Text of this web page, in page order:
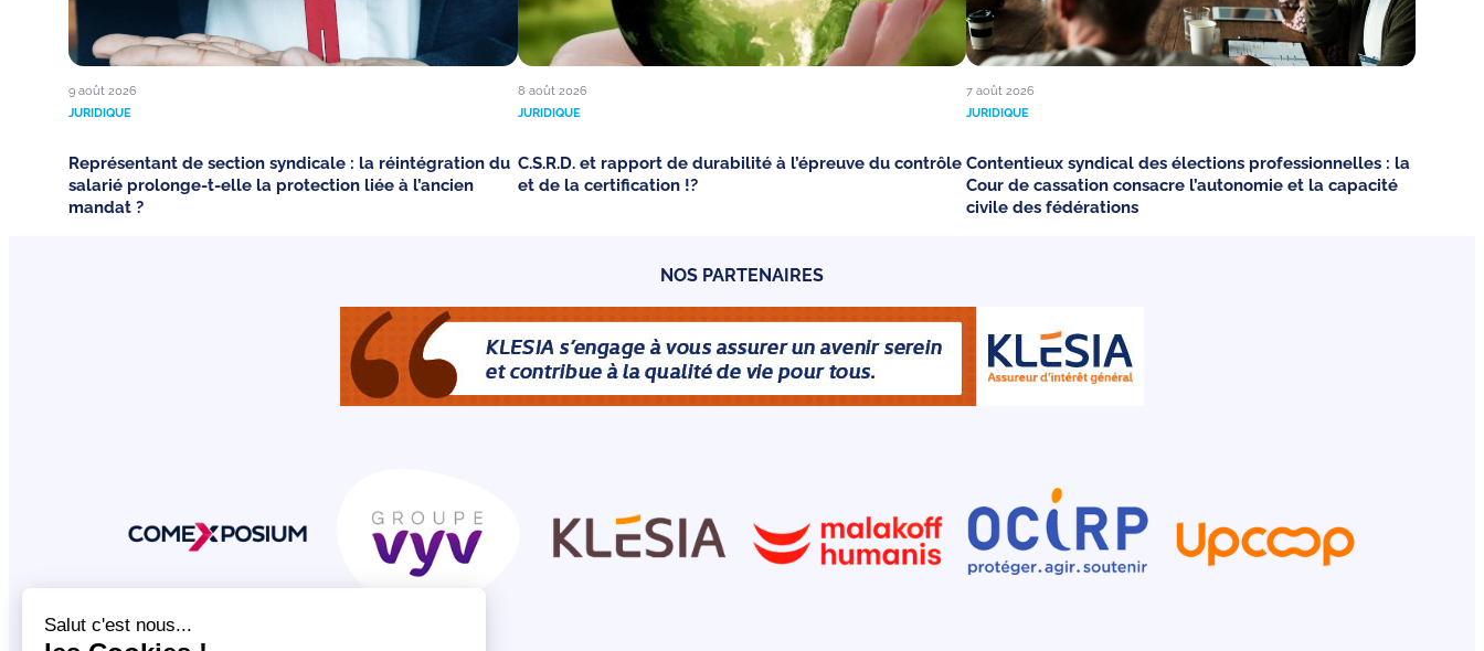
9 août 2026
JURIDIQUE
Représentant de section syndicale : la réintégration du
salarié prolonge-t-elle la protection liée à l’ancien
mandat ?
8 août 2026
JURIDIQUE
C.S.R.D. et rapport de durabilité à l’épreuve du contrôle
et de la certification !?
7 août 2026
JURIDIQUE
Contentieux syndical des élections professionnelles : la
Cour de cassation consacre l’autonomie et la capacité
civile des fédérations
NOS PARTENAIRES